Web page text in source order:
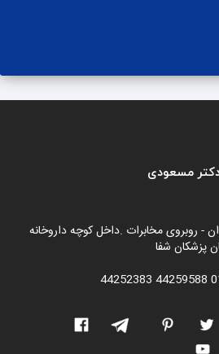
دکتر مسعودی
- روبروی مخابرات .داخل کوچه داروخانه
پزشکان شفا